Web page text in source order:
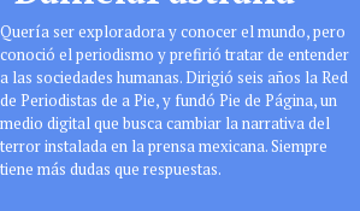
Quería ser exploradora y conocer el mundo, pero
conoció el periodismo y prefirió tratar de entender
a las sociedades humanas. Dirigió seis años la Red
de Periodistas de a Pie, y fundó Pie de Página, un
medio digital que busca cambiar la narrativa del
terror instalada en la prensa mexicana. Siempre
tiene más dudas que respuestas.